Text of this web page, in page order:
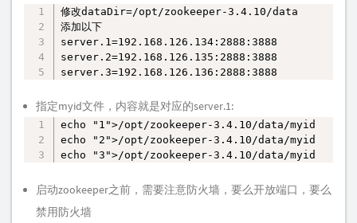
修改dataDir=/opt/zookeeper-3.4.10/data
添加以下
server.1=192.168.126.134:2888:3888
server.2=192.168.126.135:2888:3888
server.3=192.168.126.136:2888:3888
指定myid文件，内容就是对应的server.1:
echo "1">/opt/zookeeper-3.4.10/data/myid
echo "2">/opt/zookeeper-3.4.10/data/myid
echo "3">/opt/zookeeper-3.4.10/data/myid
复制
启动zookeeper之前，需要注意防火墙，要么开放端口，要么
禁用防火墙